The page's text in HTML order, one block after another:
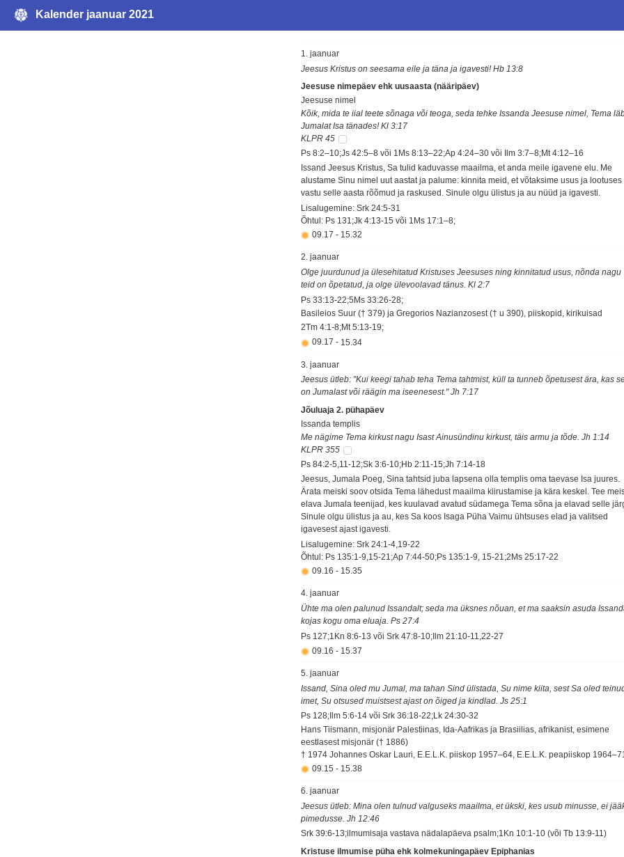
Kalender jaanuar 2021
1. jaanuar
Jeesus Kristus on seesama eile ja täna ja igavesti! Hb 13:8
Jeesuse nimepäev ehk uusaasta (nääripäev)
Jeesuse nimel
Kõik, mida te iial teete sõnaga või teoga, seda tehke Issanda Jeesuse nimel, Tema
Jumalat Isa tänades! Kl 3:17
KLPR 45
Ps 8:2–10;Js 42:5–8 või 1Ms 8:13–22;Ap 4:24–30 või Ilm 3:7–8;Mt 4:12–16
Issand Jeesus Kristus, Sa tulid kaduvasse maailma, et anda meile igavene elu. Me
alustame Sinu nimel uut aastat ja palume: kinnita meid, et võtaksime usus ja lootuses
vastu selle aasta rõõmud ja raskused. Sinule olgu ülistus ja au nüüd ja igavesti.
Lisalugemine: Srk 24:5-31
Õhtul: Ps 131;Jk 4:13-15 või 1Ms 17:1–8;
09.17 - 15.32
2. jaanuar
Olge juurdunud ja ülesehitatud Kristuses Jeesuses ning kinnitatud usus, nõnda nagu
teid on õpetatud, ja olge ülevoolavad tänus. Kl 2:7
Ps 33:13-22;5Ms 33:26-28;
Basileios Suur († 379) ja Gregorios Nazianzosest († u 390), piiskopid, kirikuisad
2Tm 4:1-8;Mt 5:13-19;
09.17 - 15.34
3. jaanuar
Jeesus ütleb: "Kui keegi tahab teha Tema tahtmist, küll ta tunneb õpetusest ära, kas
on Jumalast või räägin ma iseenesest." Jh 7:17
Jõuluaja 2. pühapäev
Issanda templis
Me nägime Tema kirkust nagu Isast Ainusündinu kirkust, täis armu ja tõde. Jh 1:14
KLPR 355
Ps 84:2-5,11-12;Sk 3:6-10;Hb 2:11-15;Jh 7:14-18
Jeesus, Jumala Poeg, Sina tahtsid juba lapsena olla templis oma taevase Isa juures.
Ärata meiski soov otsida Tema lähedust maailma kiirustamise ja kära keskel. Tee
elava Jumala teenijad, kes kuulavad avatud südamega Tema sõna ja elavad selle
Sinule olgu ülistus ja au, kes Sa koos Isaga Püha Vaimu ühtsuses elad ja valitsed
igavesest ajast igavesti.
Lisalugemine: Srk 24:1-4,19-22
Õhtul: Ps 135:1-9,15-21;Ap 7:44-50;Ps 135:1-9, 15-21;2Ms 25:17-22
09.16 - 15.35
4. jaanuar
Ühte ma olen palunud Issandalt; seda ma üksnes nõuan, et ma saaksin asuda
kojas kogu oma eluaja. Ps 27:4
Ps 127;1Kn 8:6-13 või Srk 47:8-10;Ilm 21:10-11,22-27
09.16 - 15.37
5. jaanuar
Issand, Sina oled mu Jumal, ma tahan Sind ülistada, Su nime kiita, sest Sa oled
imet, Su otsused muistsest ajast on õiged ja kindlad. Js 25:1
Ps 128;Ilm 5:6-14 või Srk 36:18-22;Lk 24:30-32
Hans Tiismann, misjonär Palestiinas, Ida-Aafrikas ja Brasiilias, afrikanist, esimene
eestlasest misjonär († 1886)
† 1974 Johannes Oskar Lauri, E.E.L.K. piiskop 1957–64, E.E.L.K. peapiiskop 1964–71
09.15 - 15.38
6. jaanuar
Jeesus ütleb: Mina olen tulnud valguseks maailma, et ükski, kes usub minusse, ei
pimedusse. Jh 12:46
Srk 39:6-13;ilmumisaja vastava nädalapäeva psalm;1Kn 10:1-10 (või Tb 13:9-11)
Kristuse ilmumise püha ehk kolmekuningapäev Epiphanias